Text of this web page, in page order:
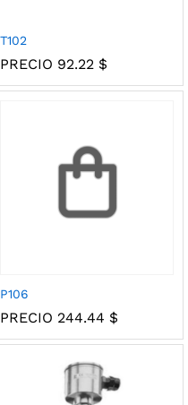
T102
PRECIO 92.22 $
P106
PRECIO 244.44 $